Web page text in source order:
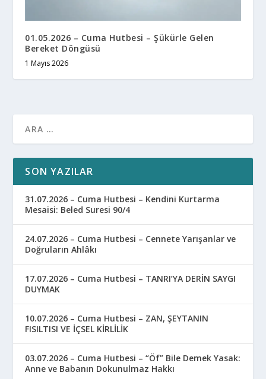
01.05.2026 – Cuma Hutbesi – Şükürle Gelen
Bereket Döngüsü
1 Mayıs 2026
SON YAZILAR
31.07.2026 – Cuma Hutbesi – Kendini Kurtarma
Mesaisi: Beled Suresi 90/4
24.07.2026 – Cuma Hutbesi – Cennete Yarışanlar ve
Doğruların Ahlâkı
17.07.2026 – Cuma Hutbesi – TANRI’YA DERİN SAYGI
DUYMAK
10.07.2026 – Cuma Hutbesi – ZAN, ŞEYTANIN
FISILTISI VE İÇSEL KİRLİLİK
03.07.2026 – Cuma Hutbesi – “Öf” Bile Demek Yasak:
Anne ve Babanın Dokunulmaz Hakkı